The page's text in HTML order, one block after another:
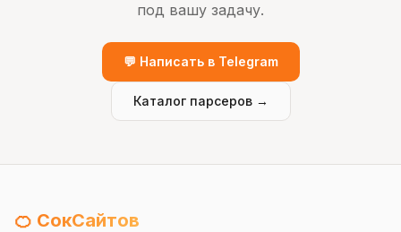
под вашу задачу.
💬 Написать в Telegram
Каталог парсеров →
🍊 СокСайтов